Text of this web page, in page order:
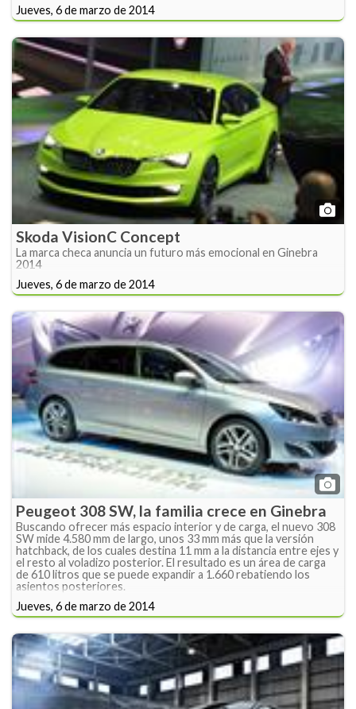
Jueves, 6 de marzo de 2014
Skoda VisionC Concept
La marca checa anuncia un futuro más emocional en Ginebra
2014
Jueves, 6 de marzo de 2014
Peugeot 308 SW, la familia crece en Ginebra
Buscando ofrecer más espacio interior y de carga, el nuevo 308
SW mide 4.580 mm de largo, unos 33 mm más que la versión
hatchback, de los cuales destina 11 mm a la distancia entre ejes y
el resto al voladizo posterior. El resultado es un área de carga
de 610 litros que se puede expandir a 1.660 rebatiendo los
asientos posteriores.
Jueves, 6 de marzo de 2014